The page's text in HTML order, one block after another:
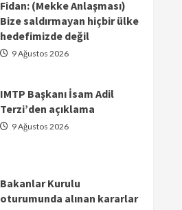
IMTP Başkanı İsam Adil
Terzi’den açıklama
9 Ağustos 2026
Bakanlar Kurulu
oturumunda alınan kararlar
7 Ağustos 2026
Arzu Hüseyn’den Başlıksız
Şiir